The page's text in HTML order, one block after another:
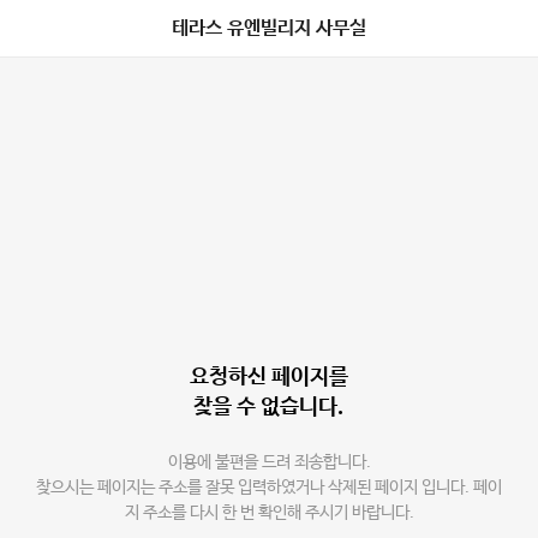
테라스 유엔빌리지 사무실
요청하신 페이지를
찾을 수 없습니다.
이용에 불편을 드려 죄송합니다.
찾으시는 페이지는 주소를 잘못 입력하였거나 삭제된 페이지 입니다. 페이
지 주소를 다시 한 번 확인해 주시기 바랍니다.